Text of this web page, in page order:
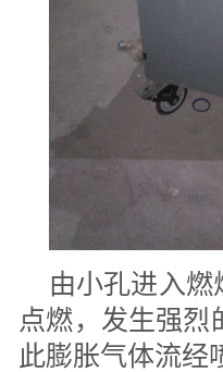
由小孔进入
点燃，发生强烈
此膨胀气体流经